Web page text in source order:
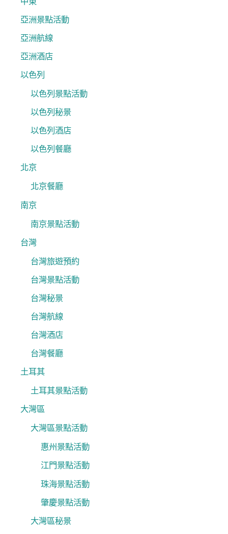
亞洲景點活動
亞洲航線
亞洲酒店
以色列
以色列景點活動
以色列秘景
以色列酒店
以色列餐廳
北京
北京餐廳
南京
南京景點活動
台灣
台灣旅遊預約
台灣景點活動
台灣秘景
台灣航線
台灣酒店
台灣餐廳
土耳其
土耳其景點活動
大灣區
大灣區景點活動
惠州景點活動
江門景點活動
珠海景點活動
肇慶景點活動
大灣區秘景